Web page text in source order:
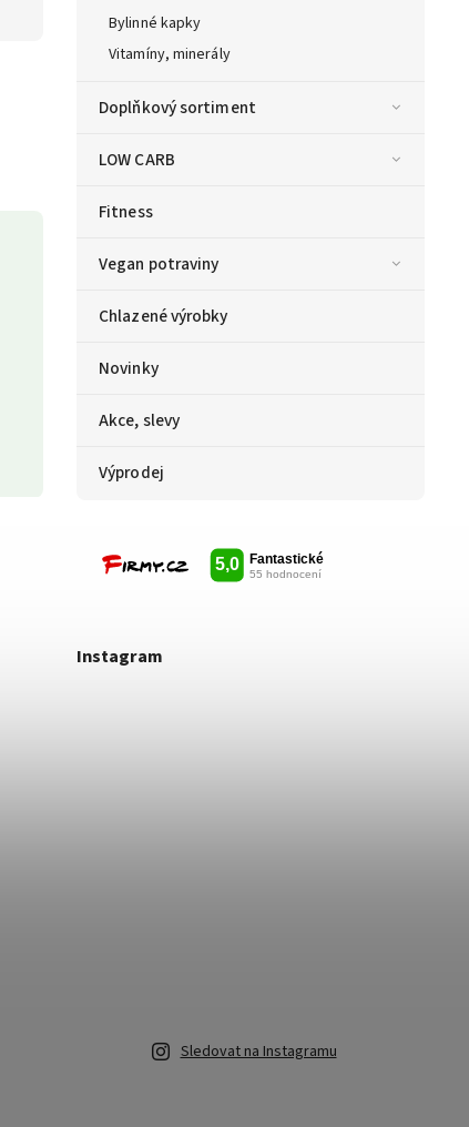
Bylinné kapky
Vitamíny, minerály
Doplňkový sortiment
LOW CARB
Fitness
Vegan potraviny
Chlazené výrobky
Novinky
Akce, slevy
Výprodej
Instagram
Sledovat na Instagramu